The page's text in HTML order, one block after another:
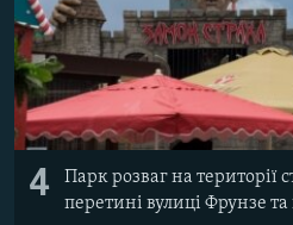
4
Парк розваг на території
перетині вулиці Фрунзе